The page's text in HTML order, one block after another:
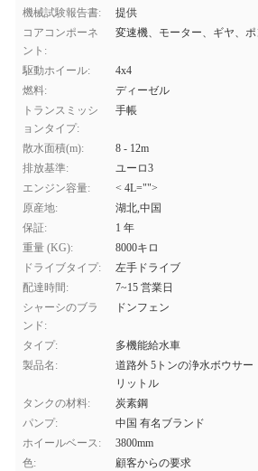
機械試験報告書:
提供
コアコンポーネ
ント:
変速機、モーター、ギヤ、
駆動ホイール:
4x4
燃料:
ディーゼル
トランスミッシ
ョンタイプ:
手帳
散水面積(m):
8 - 12m
排放基準:
ユーロ3
エンジン容量:
< 4L="">
原産地:
湖北,中国
保証:
1 年
重量 (KG):
8000キロ
ドライブタイプ:
左手ドライブ
配達時間:
7~15 営業日
シャーシのブラ
ンド:
ドンフェン
タイプ:
多機能給水車
製品名:
道路外 5トンの浄水ボウサー
リットル
タンクの材料:
炭素鋼
パンプ:
中国 有名ブランド
ホイールベース:
3800mm
色:
顧客からの要求